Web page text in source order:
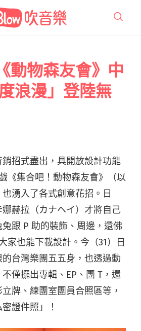
動物森友會》中
浪漫」登陸無
招式盡出，具開放設計功能
《集合吧！動物森友會》（以
湧入了各式創意花招。日
赫拉（カナヘイ）才將自己
跟 P 助的裝飾、周邊，還佛
家也能下載設計。今（31）日
台灣樂團五五身，也透過動
僅擺出專輯、EP、團 T，還
牌、練團室團員合照區等，
證件照」！